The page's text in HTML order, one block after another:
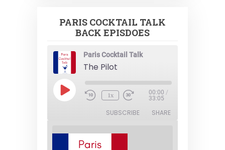
PARIS COCKTAIL TALK
BACK EPISDOES
Paris Cocktail Talk
The Pilot
Play
Episode 1x 00:00 /
33:05
SUBSCRIBE SHARE